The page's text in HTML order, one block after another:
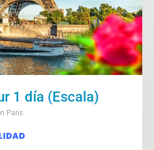
1 día (Escala)
Paris